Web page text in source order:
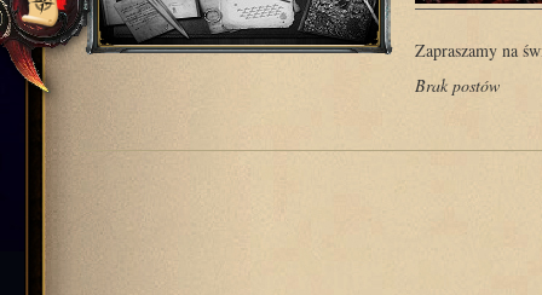
Zapraszamy na
Brak postów